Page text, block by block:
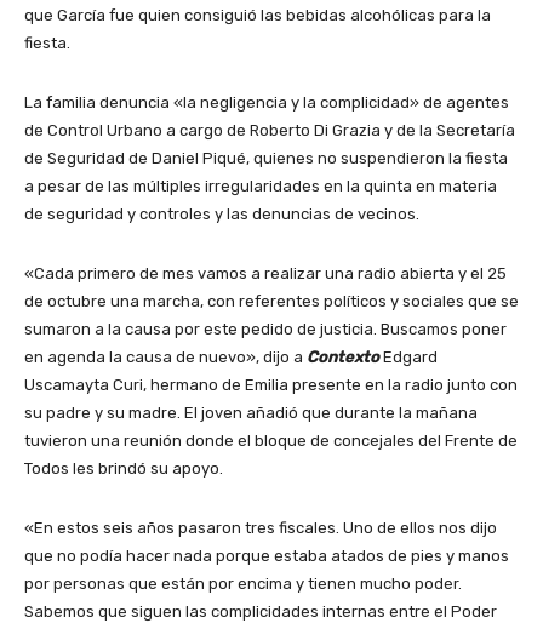
que García fue quien consiguió las bebidas alcohólicas para la
fiesta.
La familia denuncia «la negligencia y la complicidad» de agentes
de Control Urbano a cargo de Roberto Di Grazia y de la Secretaría
de Seguridad de Daniel Piqué, quienes no suspendieron la fiesta
a pesar de las múltiples irregularidades en la quinta en materia
de seguridad y controles y las denuncias de vecinos.
«Cada primero de mes vamos a realizar una radio abierta y el 25
de octubre una marcha, con referentes políticos y sociales que se
sumaron a la causa por este pedido de justicia. Buscamos poner
en agenda la causa de nuevo», dijo a ContextoEdgard
Uscamayta Curi, hermano de Emilia presente en la radio junto con
su padre y su madre. El joven añadió que durante la mañana
tuvieron una reunión donde el bloque de concejales del Frente de
Todos les brindó su apoyo.
«En estos seis años pasaron tres fiscales. Uno de ellos nos dijo
que no podía hacer nada porque estaba atados de pies y manos
por personas que están por encima y tienen mucho poder.
Sabemos que siguen las complicidades internas entre el Poder